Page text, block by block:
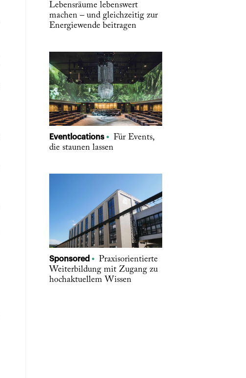
Lebensräume lebenswert
machen – und gleichzeitig zur
Energiewende beitragen
Eventlocations
Für Events,
die staunen lassen
Sponsored
Praxisorientierte
Weiterbildung mit Zugang zu
hochaktuellem Wissen